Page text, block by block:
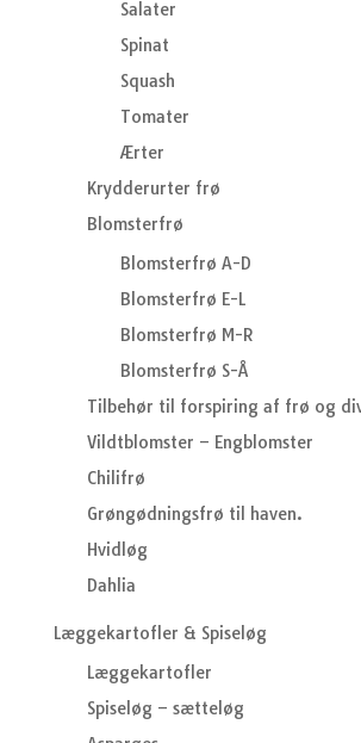
Salater
Spinat
Squash
Tomater
Ærter
Krydderurter frø
Blomsterfrø
Blomsterfrø A-D
Blomsterfrø E-L
Blomsterfrø M-R
Blomsterfrø S-Å
Tilbehør til forspiring af frø og
Vildtblomster – Engblomster
Chilifrø
Grøngødningsfrø til haven.
Hvidløg
Dahlia
Læggekartofler & Spiseløg
Læggekartofler
Spiseløg – sætteløg